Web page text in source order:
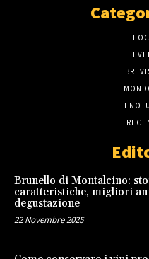
Brunello di Montalcino:
caratteristiche, migliori
degustazione
22 Novembre 2025